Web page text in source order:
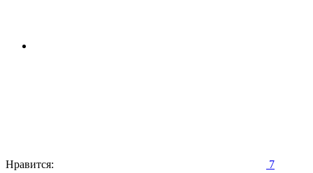
Нравится: 7